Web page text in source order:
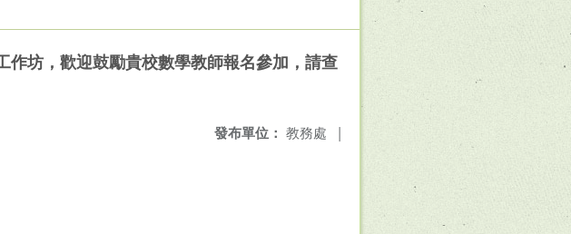
坊，歡迎鼓勵貴校數學教師報名參加，請查
發布單位： 教務處 |